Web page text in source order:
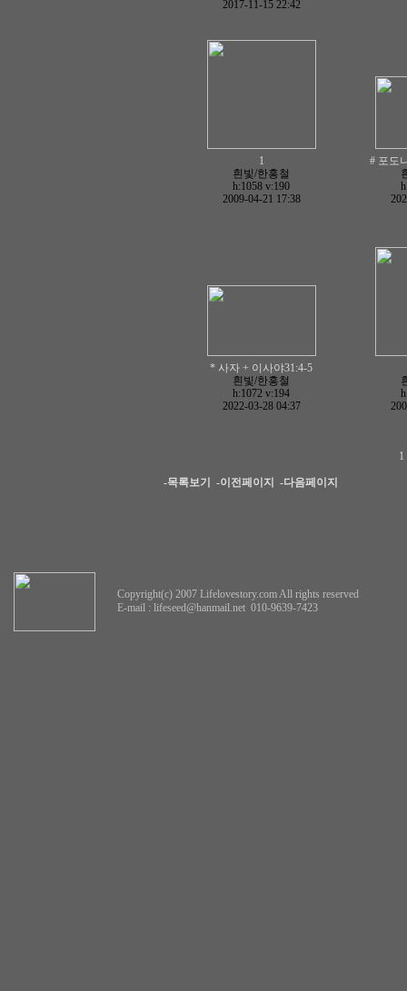
2017-11-15 22:42
1
흰빛/한홍철
h:1058 v:190
2009-04-21 17:38
# 포도
* 사자 + 이사야31:4-5
흰빛/한홍철
h:1072 v:194
2022-03-28 04:37
-목록보기 -이전페이지 -다음페이지
Copyright(c) 2007 Lifelovestory.com All rights reserved
E-mail : lifeseed@hanmail.net 010-9639-7423